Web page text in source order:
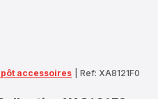
accessoires Ref: XA8121F0